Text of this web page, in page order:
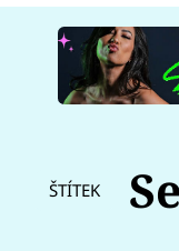
ŠTÍTEK